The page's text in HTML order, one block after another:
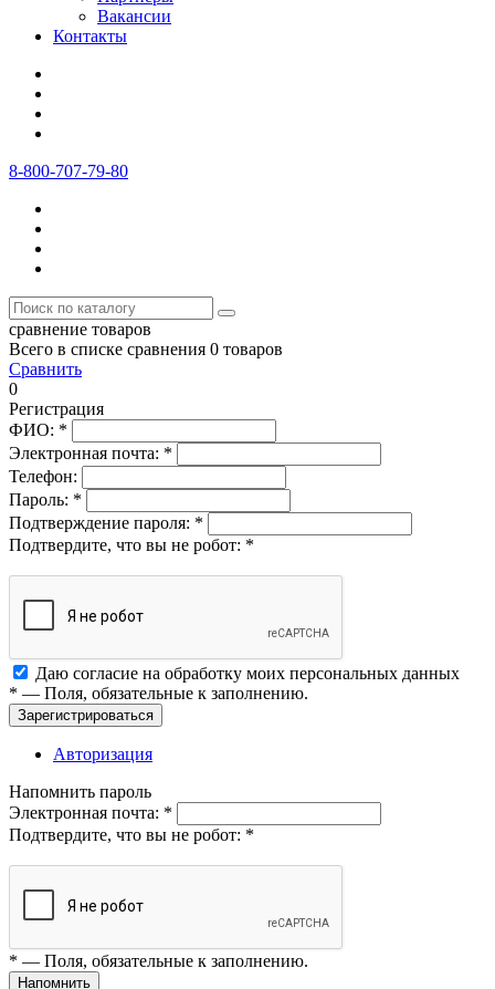
Вакансии
Контакты
8-800-707-79-80
сравнение товаров
Всего в списке сравнения 0 товаров
Сравнить
0
Регистрация
ФИО: *
Электронная почта: *
Телефон:
Пароль: *
Подтверждение пароля: *
Подтвердите, что вы не робот: *
Даю согласие на обработку моих персональных данных
* — Поля, обязательные к заполнению.
Зарегистрироваться
Авторизация
Напомнить пароль
Электронная почта: *
Подтвердите, что вы не робот: *
* — Поля, обязательные к заполнению.
Напомнить